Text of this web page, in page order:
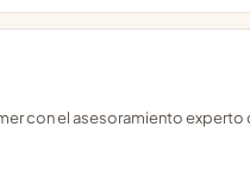
con el asesoramiento experto